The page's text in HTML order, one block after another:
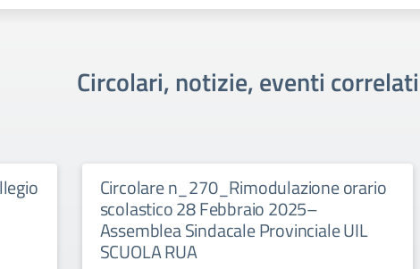
Circolari, notizie, eventi correlati
Circolare n_270_Rimodulazione orario
scolastico 28 Febbraio 2025–
Assemblea Sindacale Provinciale UIL
SCUOLA RUA